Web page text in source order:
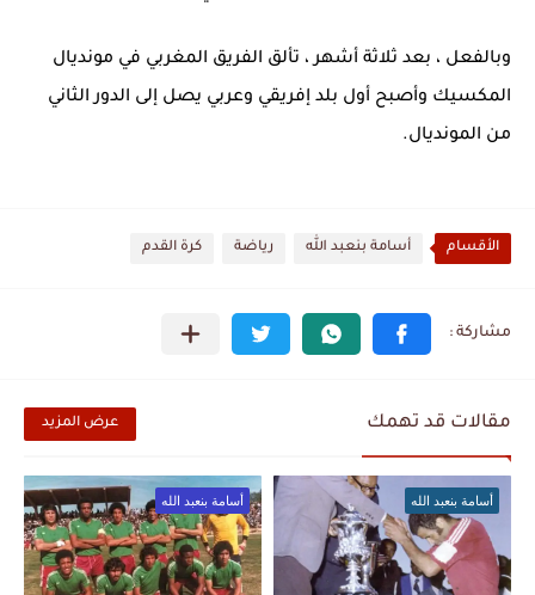
وبالفعل ، بعد ثلاثة أشهر ، تألق الفريق المغربي في مونديال
المكسيك وأصبح أول بلد إفريقي وعربي يصل إلى الدور الثاني
من المونديال.
الأقسام أسامة بنعبد الله رياضة كرة القدم
مقالات قد تهمك عرض المزيد
أسامة بنعبد الله أسامة بنعبد الله